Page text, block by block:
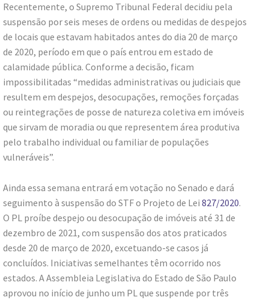
Recentemente, o Supremo Tribunal Federal decidiu pela
suspensão por seis meses de ordens ou medidas de despejos
de locais que estavam habitados antes do dia 20 de março
de 2020, período em que o país entrou em estado de
calamidade pública. Conforme a decisão, ficam
impossibilitadas “medidas administrativas ou judiciais que
resultem em despejos, desocupações, remoções forçadas
ou reintegrações de posse de natureza coletiva em imóveis
que sirvam de moradia ou que representem área produtiva
pelo trabalho individual ou familiar de populações
vulneráveis”.
Ainda essa semana entrará em votação no Senado e dará
seguimento à suspensão do STF o Projeto de Lei 827/2020.
O PL proíbe despejo ou desocupação de imóveis até 31 de
dezembro de 2021, com suspensão dos atos praticados
desde 20 de março de 2020, excetuando-se casos já
concluídos. Iniciativas semelhantes têm ocorrido nos
estados. A Assembleia Legislativa do Estado de São Paulo
aprovou no início de junho um PL que suspende por três